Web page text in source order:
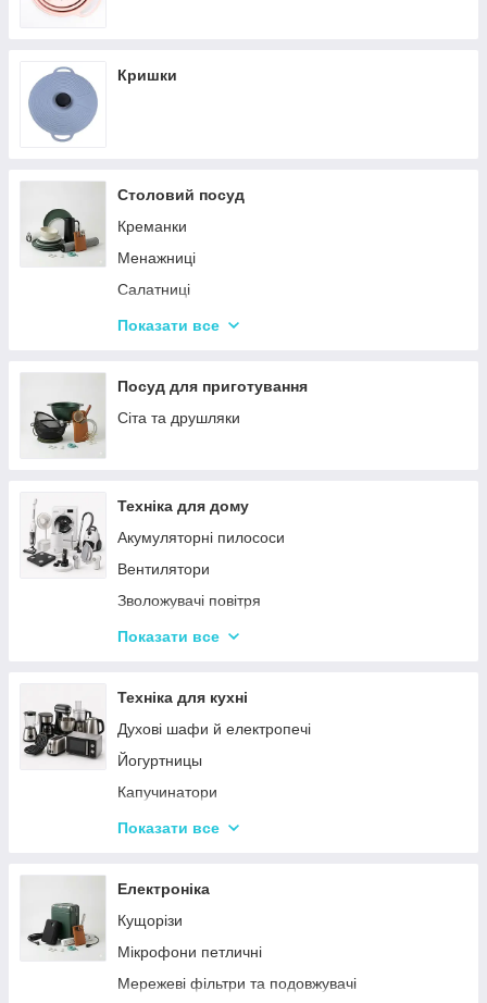
Кришки
Столовий посуд
Креманки
Менажниці
Салатниці
Сітки та кошики для фрі
Посуд для дітей
Сервізи
Бульйонниці
Тарілки
Показати все
Посуд для приготування
Сіта та друшляки
Техніка для дому
Акумуляторні пилососи
Вентилятори
Зволожувачі повітря
Пральні машинки
Набори для грумінгу
Машинки для видалення ковтунців
Праски
Отпариватели
Пилососи
Показати все
Техніка для кухні
Духові шафи й електропечі
Йогуртницы
Капучинатори
Інша дрібна техніка
Сендвічниці та бутербродниці
Соковичавниці
Мультиварки та скороварки
Міксери
Показати все
Електроніка
Кущорізи
Мікрофони петличні
Мережеві фільтри та подовжувачі